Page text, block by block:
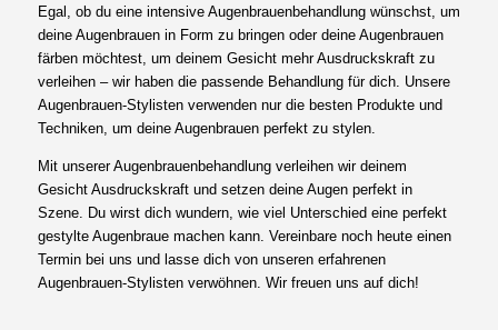
Egal, ob du eine intensive Augenbrauenbehandlung wünschst, um
deine Augenbrauen in Form zu bringen oder deine Augenbrauen
färben möchtest, um deinem Gesicht mehr Ausdruckskraft zu
verleihen – wir haben die passende Behandlung für dich. Unsere
Augenbrauen-Stylisten verwenden nur die besten Produkte und
Techniken, um deine Augenbrauen perfekt zu stylen.
Mit unserer Augenbrauenbehandlung verleihen wir deinem
Gesicht Ausdruckskraft und setzen deine Augen perfekt in
Szene. Du wirst dich wundern, wie viel Unterschied eine perfekt
gestylte Augenbraue machen kann. Vereinbare noch heute einen
Termin bei uns und lasse dich von unseren erfahrenen
Augenbrauen-Stylisten verwöhnen. Wir freuen uns auf dich!